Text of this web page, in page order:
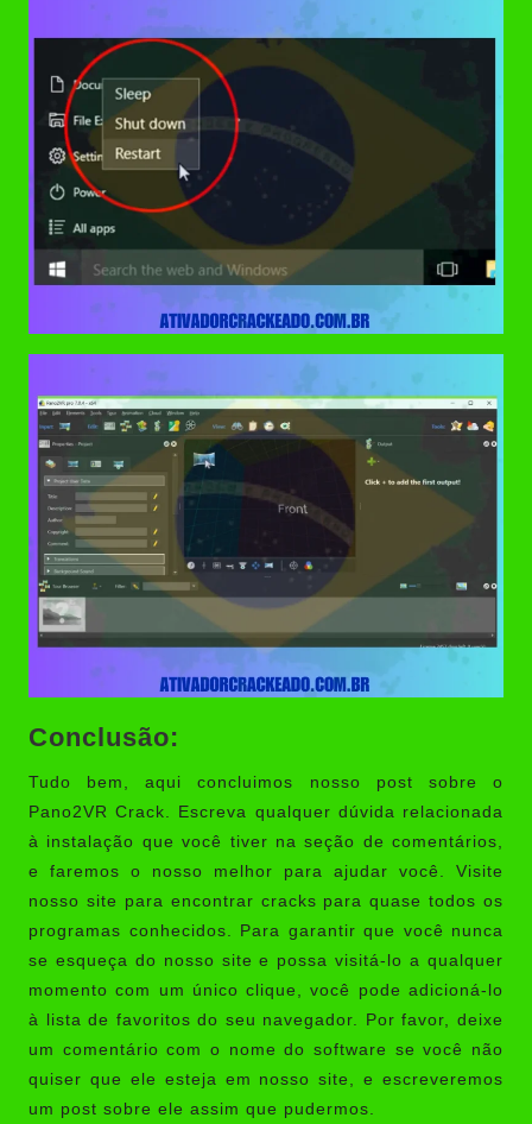
Conclusão:
Tudo bem, aqui concluimos nosso post sobre o
Pano2VR Crack. Escreva qualquer dúvida relacionada
à instalação que você tiver na seção de comentários,
e faremos o nosso melhor para ajudar você. Visite
nosso site para encontrar cracks para quase todos os
programas conhecidos. Para garantir que você nunca
se esqueça do nosso site e possa visitá-lo a qualquer
momento com um único clique, você pode adicioná-lo
à lista de favoritos do seu navegador. Por favor, deixe
um comentário com o nome do software se você não
quiser que ele esteja em nosso site, e escreveremos
um post sobre ele assim que pudermos.